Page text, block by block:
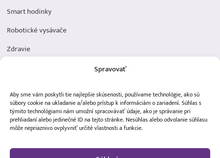
Spravovať
Aby sme vám poskytli tie najlepšie skúsenosti, používame technológie, ako sú
súbory cookie na ukladanie a/alebo prístup k informáciám o zariadení. Súhlas s
týmito technológiami nám umožní spracovávať údaje, ako je správanie pri
prehliadaní alebo jedinečné ID na tejto stránke. Nesúhlas alebo odvolanie súhlasu
môže nepriaznivo ovplyvniť určité vlastnosti a funkcie.
Smart hodinky
Robotické vysávače
Zdravie
Dôležité odkazy
Obchodné podmienky